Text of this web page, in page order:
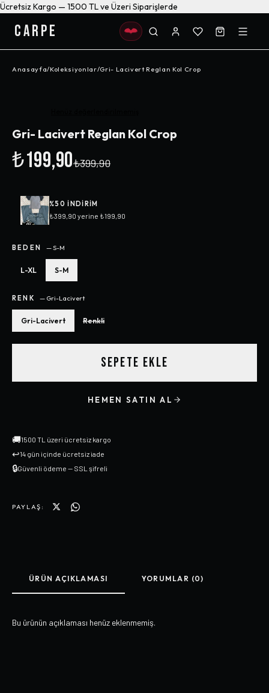
Ücretsiz Kargo — 1500 TL ve Üzeri Siparişlerde
CARPE
Anasayfa/Koleksiyonlar/Gri- Lacivert Reglan Kol Crop
Gri- Lacivert Reglan Kol Crop
₺199,90₺399,90
%50 INDIRIM
₺399,90 yerine ₺199,90
BEDEN —S-M
L-XL S-M
RENK — Gri-Lacivert
Gri-Lacivert Renkli
SEPETE EKLE
HEMEN SATIN AL
🚚1500 TL üzeri ücretsiz kargo
↩14 gün içinde ücretsiz iade
🔒Güvenli ödeme — SSL şifreli
PAYLAŞ:
ÜRÜN AÇIKLAMASI YORUMLAR (0)
Bu ürünün açıklaması henüz eklenmemiş.